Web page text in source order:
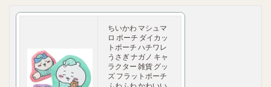
ちいかわ マシュマ
ロ ポーチ ダイカッ
トポーチ ハチワレ
うさぎ ナガノ キャ
ラクター 雑貨 グッ
ズ フラットポーチ